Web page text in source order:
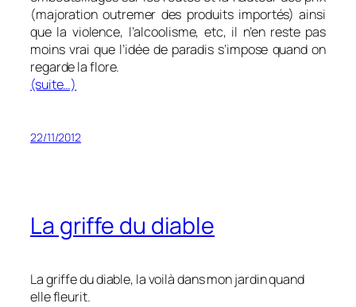
(majoration outremer des produits importés) ainsi
que la violence, l’alcoolisme, etc, il n’en reste pas
moins vrai que l’idée de paradis s’impose quand on
regarde la flore.
(suite…)
22/11/2012
La griffe du diable
La griffe du diable, la voilà dans mon jardin quand
elle fleurit.